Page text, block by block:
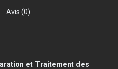
Avis (0)
et Traitement des